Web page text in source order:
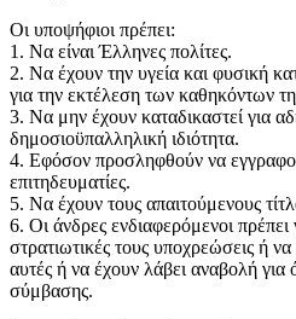
Οι υποψήφιοι πρέπει:
1. Να είναι Έλληνες πολίτες.
2. Να έχουν την υγεία και φυσική
για την εκτέλεση των καθηκόντων
3. Να μην έχουν καταδικαστεί για
δημοσιοϋπαλληλική ιδιότητα.
4. Εφόσον προσληφθούν να
επιτηδευματίες.
5. Να έχουν τους απαιτούμενους
6. Οι άνδρες ενδιαφερόμενοι
στρατιωτικές τους υποχρεώσεις ή
αυτές ή να έχουν λάβει αναβολή για
σύμβασης.